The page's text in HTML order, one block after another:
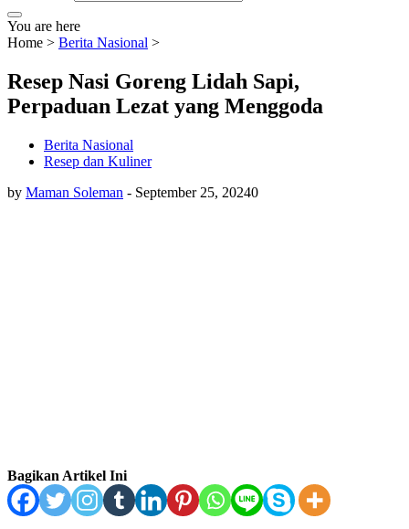
You are here
Home > Berita Nasional >
Resep Nasi Goreng Lidah Sapi,
Perpaduan Lezat yang Menggoda
Berita Nasional
Resep dan Kuliner
by Maman Soleman - September 25, 20240
Bagikan Artikel Ini